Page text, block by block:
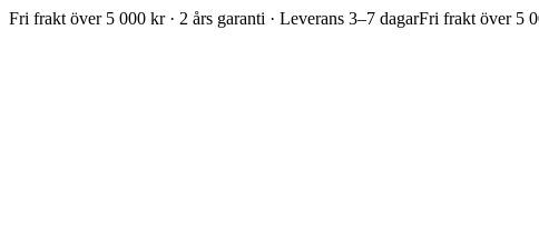
Fri frakt över 5 000 kr · 2 års garanti · Leverans 3–7 dagarFri frakt över 5